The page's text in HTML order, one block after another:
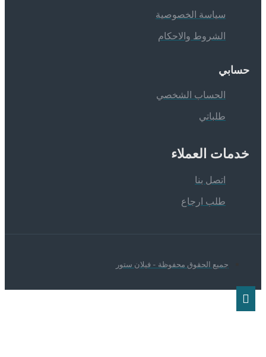
سياسة الخصوصية
الشروط والاحكام
الحساب الشخصي
طلباتي
العملاء
اتصل بنا
طلب ارجاع
جميع الحقوق محفوظة - فيلان ستور